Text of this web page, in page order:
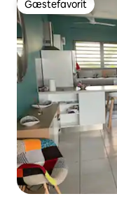
Gæstefavorit
Gæstefavorit